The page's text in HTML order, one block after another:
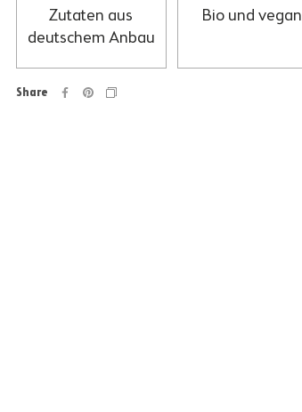
Zutaten aus
deutschem Anbau
Bio und vegan
Share